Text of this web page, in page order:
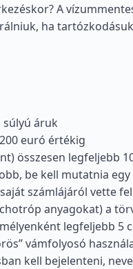
A
ha
súlyú áruk
euró értékig
összesen legfeljebb
be kell mutatnia
számlájáról vette fel
anyagokat) a
legfeljebb 5
vámfolyosó
kell bejelenteni,